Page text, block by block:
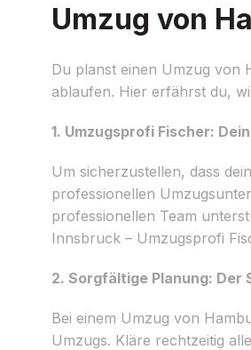
Umzug von
Du planst einen Umzug von
ablaufen. Hier erfährst du,
1. Umzugsprofi Fischer:
Um sicherzustellen, dass
professionellen
professionellen Team
Innsbruck – Umzugsprofi
2. Sorgfältige Planung: Der
Bei einem Umzug von
Umzugs. Kläre rechtzeitig